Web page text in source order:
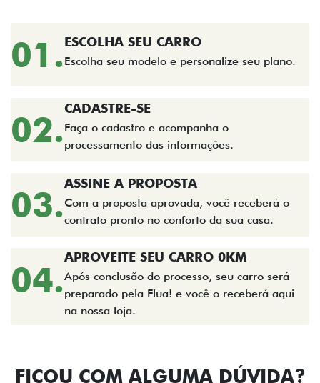
01.ESCOLHA SEU CARRO
Escolha seu modelo e personalize seu plano.
02.
CADASTRE-SE
Faça o cadastro e acompanha o
processamento das informações.
03.
ASSINE A PROPOSTA
Com a proposta aprovada, você receberá o
contrato pronto no conforto da sua casa.
04.
APROVEITE SEU CARRO 0KM
Após conclusão do processo, seu carro será
preparado pela Flua! e você o receberá aqui
na nossa loja.
FICOU COM ALGUMA DÚVIDA?